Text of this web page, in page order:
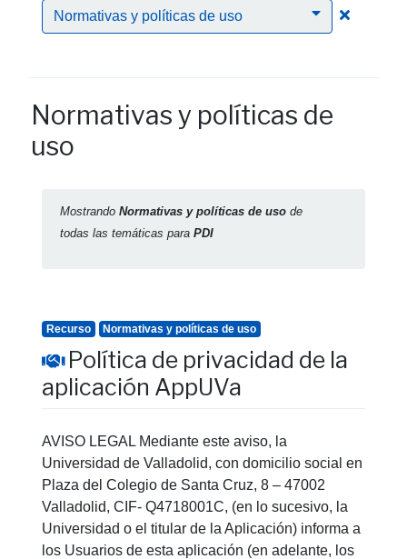
Normativas y políticas de uso Clic
Normativas y políticas de
uso
Mostrando Normativas y políticas de uso de
todas las temáticas para PDI
Recurso Normativas y políticas de uso
Política de privacidad de la
aplicación AppUVa
AVISO LEGAL Mediante este aviso, la
Universidad de Valladolid, con domicilio social en
Plaza del Colegio de Santa Cruz, 8 – 47002
Valladolid, CIF- Q4718001C, (en lo sucesivo, la
Universidad o el titular de la Aplicación) informa a
los Usuarios de esta aplicación (en adelante, los